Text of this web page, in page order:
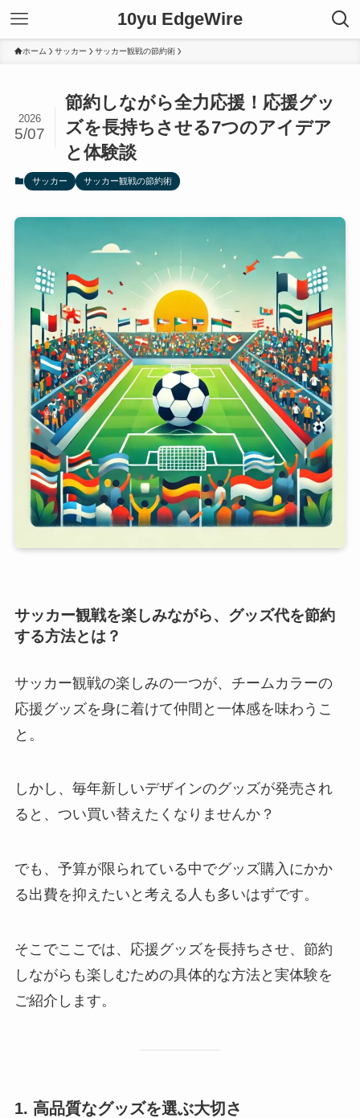
10yu EdgeWire
ホーム サッカー サッカー観戦の節約術
節約しながら全力応援！応援グッ
ズを長持ちさせる7つのアイデア
と体験談
2026
5/07
サッカー サッカー観戦の節約術
サッカー観戦を楽しみながら、グッズ代を節約
する方法とは？
サッカー観戦の楽しみの一つが、チームカラーの
応援グッズを身に着けて仲間と一体感を味わうこ
と。
しかし、毎年新しいデザインのグッズが発売され
ると、つい買い替えたくなりませんか？
でも、予算が限られている中でグッズ購入にかか
る出費を抑えたいと考える人も多いはずです。
そこでここでは、応援グッズを長持ちさせ、節約
しながらも楽しむための具体的な方法と実体験を
ご紹介します。
1. 高品質なグッズを選ぶ大切さ